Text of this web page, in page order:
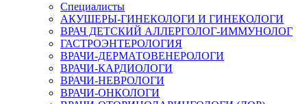
Специалисты
АКУШЕРЫ-ГИНЕКОЛОГИ И ГИНЕКОЛОГИ
ВРАЧ ДЕТСКИЙ АЛЛЕРГОЛОГ-ИММУНОЛОГ
ГАСТРОЭНТЕРОЛОГИЯ
ВРАЧИ-ДЕРМАТОВЕНЕРОЛОГИ
ВРАЧИ-КАРДИОЛОГИ
ВРАЧИ-НЕВРОЛОГИ
ВРАЧИ-ОНКОЛОГИ